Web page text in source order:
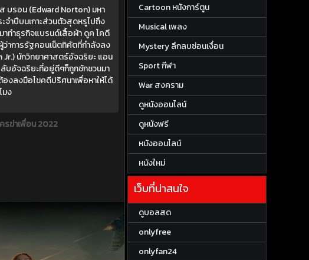
บรอน (Edward Norton) มหา
ำปีบนเกาะส่วนตัวสุดหรูไปถึง
าทำธุรกิจแบรนด์เสื้อผ้า ดูค โคดี
าการรัฐคอนเน็ตทิคัตที่กำลังลง
นักวิทยาศาสตร์อัจฉริยะ แอน
บอัจฉริยะที่อยู่ดีๆก็ถูกชักชวนมา
งลงมือไขคดีปริศนาเพื่อหาให้ได้
มง
รฆ่าเพื่อน 2022
Cartoon หนังการ์ตูน
Musical เพลง
Mystery ลึกลบซ่อนเงื่อน
Sport กีฬา
War สงคราม
ดูหนังออนไลน์
ดูหนังฟรี
หนังออนไลน์
หนังใหม่
เว็บที่น่าสนใจ
ดูบอลสด
onlyfree
onlyfan24